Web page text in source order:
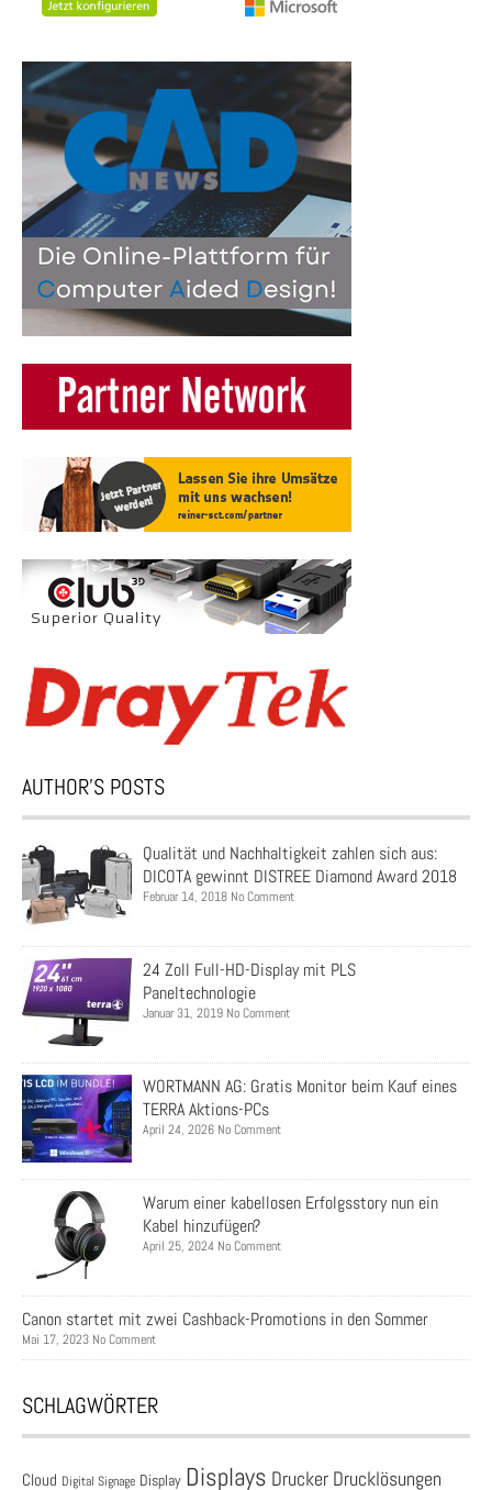
AUTHOR’S POSTS
Qualität und Nachhaltigkeit zahlen sich aus:
DICOTA gewinnt DISTREE Diamond Award 2018
Februar 14, 2018 No Comment
24 Zoll Full-HD-Display mit PLS
Paneltechnologie
Januar 31, 2019 No Comment
WORTMANN AG: Gratis Monitor beim Kauf eines
TERRA Aktions-PCs
April 24, 2026 No Comment
Warum einer kabellosen Erfolgsstory nun ein
Kabel hinzufügen?
April 25, 2024 No Comment
Canon startet mit zwei Cashback-Promotions in den Sommer
Mai 17, 2023 No Comment
SCHLAGWÖRTER
Cloud Digital Signage Display Displays Drucker Drucklösungen